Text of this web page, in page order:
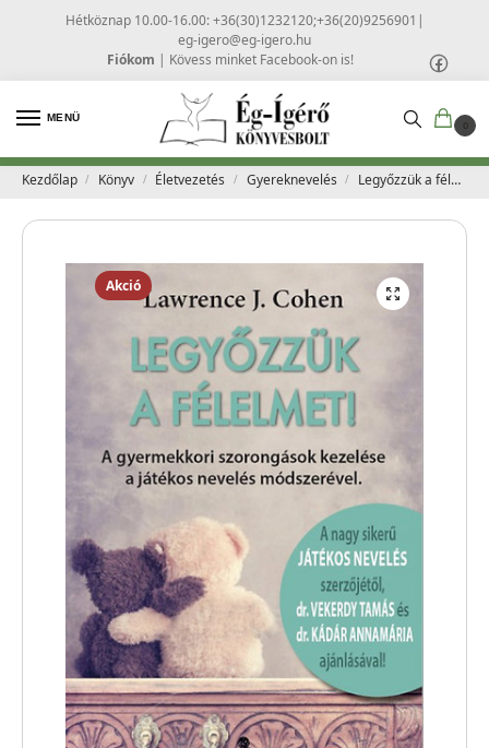
Hétköznap 10.00-16.00: +36(30)1232120;+36(20)9256901 |
eg-igero@eg-igero.hu
Fiókom | Kövess minket Facebook-on is!
MENÜ
0
Kezdőlap / Könyv / Életvezetés / Gyereknevelés / Legyőzzük a félelmet! – Lawrence J. Cohen
Akció